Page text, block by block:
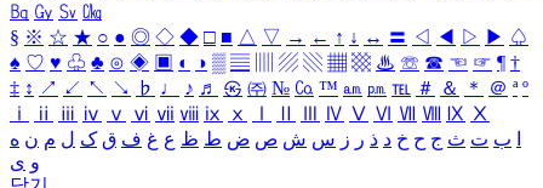
㏃ ㏉ ㏜ ㏆
§ ※ ☆ ★ ○ ● ◎ ◇ ◆ □ ■ △ ▽ → ← ↑ ↓ ↔ 〓 ◁ ◀ ▷ ▶ ♤
♠ ♡ ♥ ♧ ♣ ⊙ ◈ ▣ ◐ ◑ ▒ ▤ ▨ ▧ ▦ ▩ ♨ ☏ ☎ ☜ ☞ ¶ †
‡ ↕ ↗ ↙ ↖ ↘ ♭ ♩ ♪ ♬ ㉿ ㈜ № ㏇ ™ ㏂ ㏘ ℡ ＃ ＆ ＊ ＠ ª º
ⅰ
ⅱ ⅲ ⅳ ⅴ ⅵ ⅶ ⅷ ⅸ ⅹ Ⅳ Ⅴ Ⅵ Ⅶ Ⅷ Ⅸ Ⅹ
ب ت ث ج ح خ د ذ ر ز س ش ص ض ط ظ ع غ ف ق ک ل م ن ه
و ی